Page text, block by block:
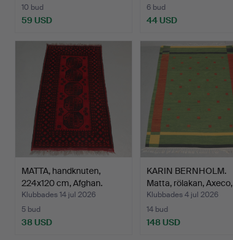
10 bud
59 USD
6 bud
44 USD
MATTA, handknuten,
224x120 cm, Afghan.
Klubbades 14 jul 2026
5 bud
38 USD
KARIN BERNHOLM.
Matta, rölakan, Axeco,
sig…
Klubbades 4 jul 2026
14 bud
148 USD